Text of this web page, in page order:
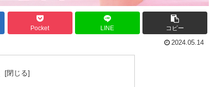
Pocket LINE コピー
2024.05.14